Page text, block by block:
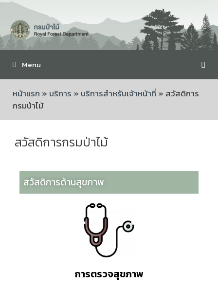
Menu
หน้าแรก » บริการ » บริการสำหรับเจ้าหน้าที่ » สวัสดิการ
กรมป่าไม้
สวัสดิการกรมป่าไม้
สวัสดิการด้านสุขภาพ
การตรวจสุขภาพ